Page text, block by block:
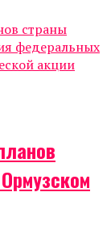
страны
федеральных
акции